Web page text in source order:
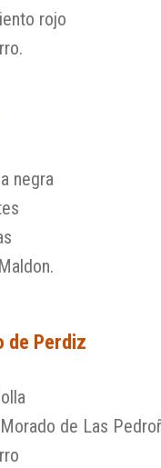
rojo
negra
de Perdiz
de Las